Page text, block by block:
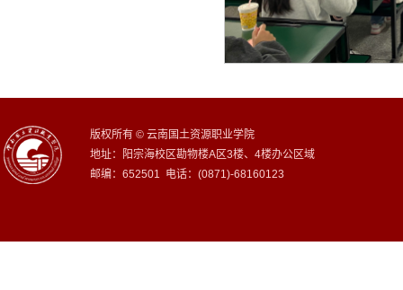
版权所有 © 云南国土资源职业学院
地址：阳宗海校区勘物楼A区3楼、4楼办公区域
邮编：652501 电话：(0871)-68160123